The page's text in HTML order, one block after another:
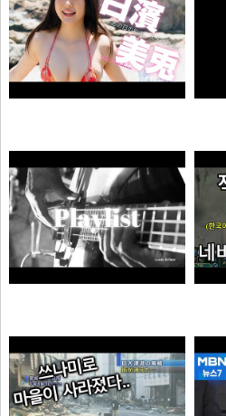
곰비서
순대국